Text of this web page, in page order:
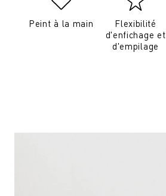
Peint à la main
Flexibilité
d'enfichage et
d'empilage